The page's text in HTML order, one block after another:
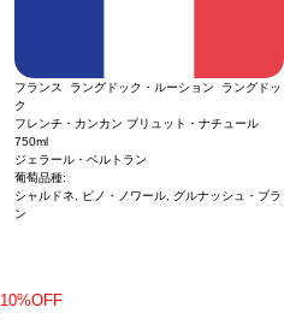
フランス ラングドック・ルーション ラングドッ
ク
フレンチ・カンカン ブリュット・ナチュール
750ml
ジェラール・ベルトラン
葡萄品種:
シャルドネ, ピノ・ノワール, グルナッシュ・ブラ
ン
10%OFF